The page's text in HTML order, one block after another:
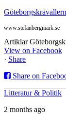
www.stefanbergmark.se
Artiklar
View on Facebook
· Share
Share on
Litteratur & Politik
2 months ago